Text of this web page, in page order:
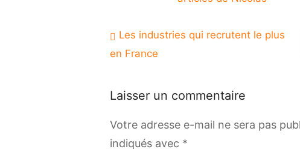
Navigation
de
Les industries qui recrutent le plus
en France
Laisser un commentaire
Votre adresse e-mail ne sera pas
indiqués avec *